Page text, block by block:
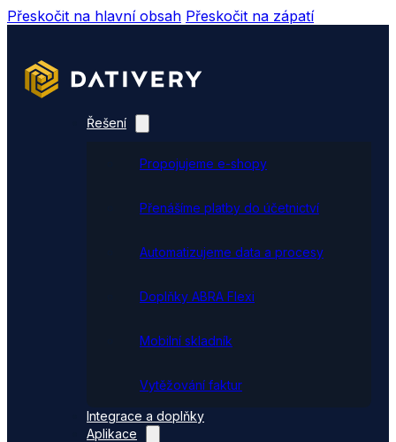
Přeskočit na hlavní obsah Přeskočit na zápatí
Řešení
Propojujeme e-shopy
Přenášíme platby do účetnictví
Automatizujeme data a procesy
Doplňky ABRA Flexi
Mobilní skladník
Vytěžování faktur
Integrace a doplňky
Aplikace